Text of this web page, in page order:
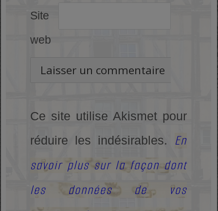
Site
web
Ce site utilise Akismet pour
réduire les indésirables. En
savoir plus sur la façon dont
les données de vos